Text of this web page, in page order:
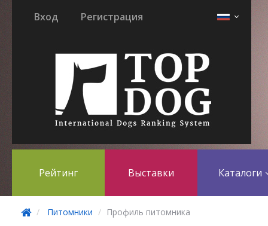
Вход Регистрация
Рейтинг Выставки Каталоги
Питомники Профиль питомника